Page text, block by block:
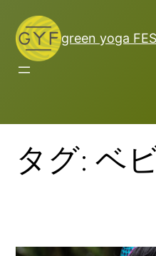
green yoga
タグ:ベ